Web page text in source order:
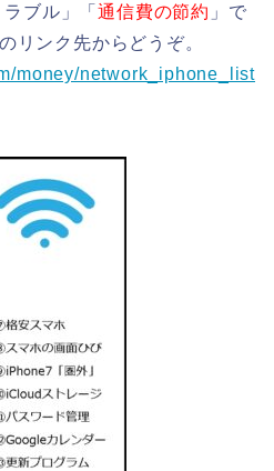
ラブル」「通信費の節約 」で
リンク先からどうぞ。
money/network_iphone_list